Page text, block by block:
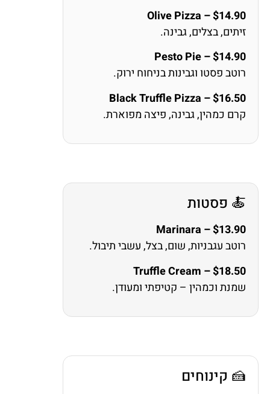
Olive Pizza – $14.90
זיתים, בצלים, גבינה.
Pesto Pie – $14.90
רוטב פסטו וגבינות בניחוח ירוק.
Black Truffle Pizza – $16.50
קרם כמהין, גבינה, פיצה מפוארת.
🍝 פסטות
Marinara – $13.90
רוטב עגבניות, שום, בצל, עשבי תיבול.
Truffle Cream – $18.50
שמנת וכמהין – קטיפתי ומעודן.
🍰 קינוחים